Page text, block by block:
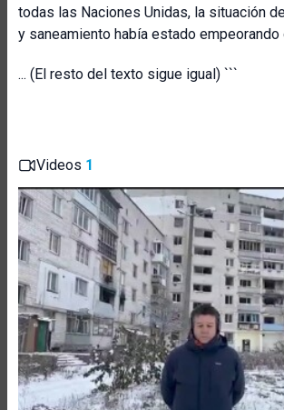
todas las Naciones Unidas, la situación
y saneamiento había estado empeorando
... (El resto del texto sigue igual) ```
Videos 1